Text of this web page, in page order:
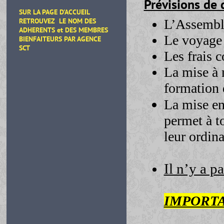
SUR LA PAGE D'ACCUEIL
RETROUVEZ LE NOM DES
ADHERENTS et DES MEMBRES
BIENFAITEURS PAR AGENCE
SCT
Prévisions de
Le
Les frais
La mise à
formation
La mise
permet à
leur
Il n’y a